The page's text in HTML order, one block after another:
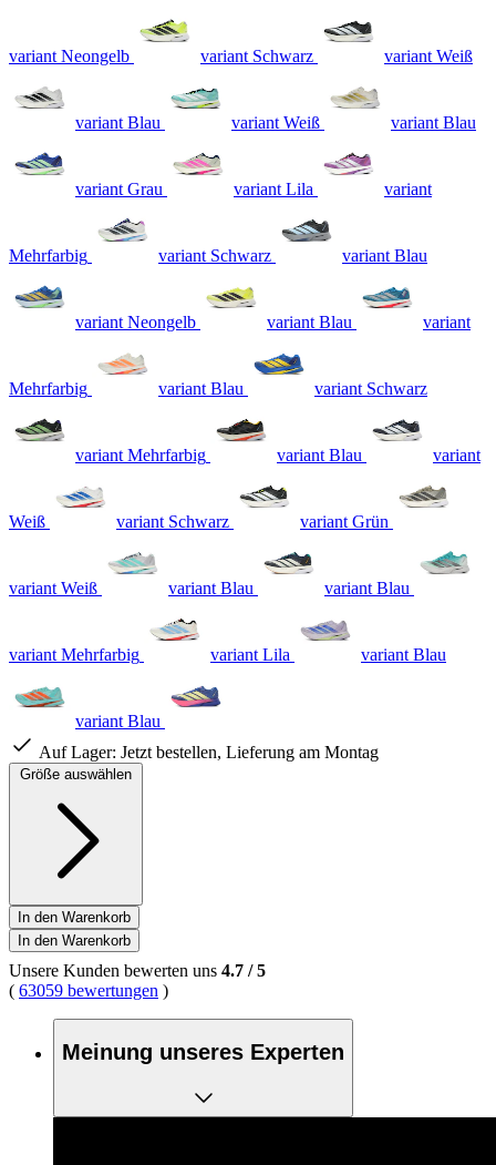
Link
derselben
Seite.
variant Neongelb variant Schwarz variant Weiß
variant Blau variant Weiß variant Blau
variant Grau variant Lila variant
Mehrfarbig variant Schwarz variant Blau
variant Neongelb variant Blau variant
Mehrfarbig variant Blau variant Schwarz
variant Mehrfarbig variant Blau variant
Weiß variant Schwarz variant Grün
variant Weiß variant Blau variant Blau
variant Mehrfarbig variant Lila variant Blau
variant Blau
Auf Lager: Jetzt bestellen, Lieferung am Montag
Größe auswählen
In den Warenkorb
In den Warenkorb
Unsere Kunden bewerten uns 4.7 /5
( 63059 bewertungen )
Meinung unseres Experten